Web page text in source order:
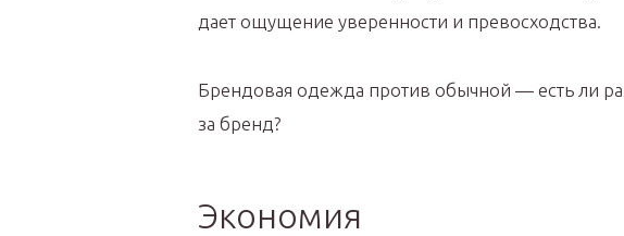
дает ощущение уверенности и превосходства.
Брендовая одежда против обычной — есть ли
за бренд?
Экономия